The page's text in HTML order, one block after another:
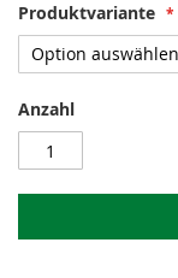
Produktvariante
Anzahl